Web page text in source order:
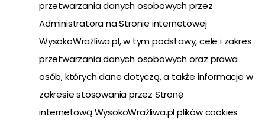
przetwarzania danych osobowych przez
Administratora na Stronie internetowej
WysokoWrażliwa.pl, w tym podstawy, cele i zakres
przetwarzania danych osobowych oraz prawa
osób, których dane dotyczą, a także informacje w
zakresie stosowania przez Stronę
internetową WysokoWrażliwa.pl plików cookies